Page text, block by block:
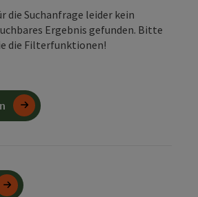
die Suchanfrage leider kein
Ergebnis gefunden. Bitte
die Filterfunktionen!